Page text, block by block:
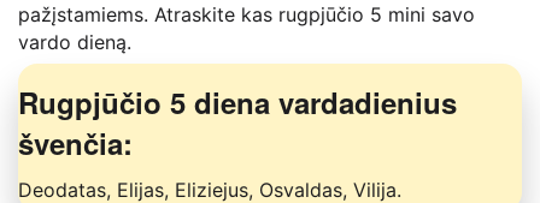
pažįstamiems. Atraskite kas rugpjūčio 5 mini savo
vardo dieną.
Rugpjūčio 5 diena vardadienius
švenčia:
Deodatas, Elijas, Eliziejus, Osvaldas, Vilija.